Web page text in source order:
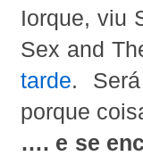
Iorque, viu
Sex and
tarde.
porque
…. e se